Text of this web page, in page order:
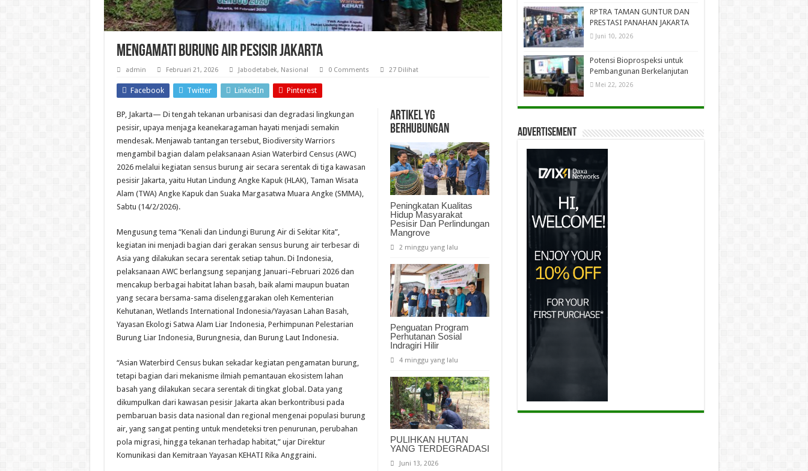
Mengamati Burung Air Pesisir Jakarta
admin Februari 21, 2026 Jabodetabek, Nasional 0 Comments 27 Dilihat
Facebook Twitter LinkedIn Pinterest
Artikel yg
berhubungan
Peningkatan Kualitas
Hidup Masyarakat
Pesisir Dan Perlindungan
Mangrove
2 minggu yang lalu
Penguatan Program
Perhutanan Sosial
Indragiri Hilir
4 minggu yang lalu
PULIHKAN HUTAN
YANG TERDEGRADASI
Juni 13, 2026
BP, Jakarta— Di tengah tekanan urbanisasi dan degradasi lingkungan
pesisir, upaya menjaga keanekaragaman hayati menjadi semakin
mendesak. Menjawab tantangan tersebut, Biodiversity Warriors
mengambil bagian dalam pelaksanaan Asian Waterbird Census (AWC)
2026 melalui kegiatan sensus burung air secara serentak di tiga kawasan
pesisir Jakarta, yaitu Hutan Lindung Angke Kapuk (HLAK), Taman Wisata
Alam (TWA) Angke Kapuk dan Suaka Margasatwa Muara Angke (SMMA),
Sabtu (14/2/2026).
Mengusung tema “Kenali dan Lindungi Burung Air di Sekitar Kita”,
kegiatan ini menjadi bagian dari gerakan sensus burung air terbesar di
Asia yang dilakukan secara serentak setiap tahun. Di Indonesia,
pelaksanaan AWC berlangsung sepanjang Januari–Februari 2026 dan
mencakup berbagai habitat lahan basah, baik alami maupun buatan
yang secara bersama-sama diselenggarakan oleh Kementerian
Kehutanan, Wetlands International Indonesia/Yayasan Lahan Basah,
Yayasan Ekologi Satwa Alam Liar Indonesia, Perhimpunan Pelestarian
Burung Liar Indonesia, Burungnesia, dan Burung Laut Indonesia.
“Asian Waterbird Census bukan sekadar kegiatan pengamatan burung,
tetapi bagian dari mekanisme ilmiah pemantauan ekosistem lahan
basah yang dilakukan secara serentak di tingkat global. Data yang
dikumpulkan dari kawasan pesisir Jakarta akan berkontribusi pada
pembaruan basis data nasional dan regional mengenai populasi burung
air, yang sangat penting untuk mendeteksi tren penurunan, perubahan
pola migrasi, hingga tekanan terhadap habitat,” ujar Direktur
Komunikasi dan Kemitraan Yayasan KEHATI Rika Anggraini.
RPTRA TAMAN GUNTUR DAN
PRESTASI PANAHAN JAKARTA
Juni 10, 2026
Potensi Bioprospeksi untuk
Pembangunan Berkelanjutan
Mei 22, 2026
Advertisement